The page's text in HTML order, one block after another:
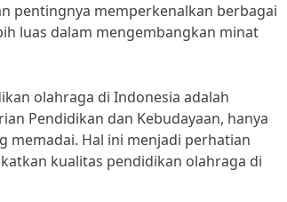
pentingnya memperkenalkan berbagai
luas dalam mengembangkan minat
olahraga di Indonesia adalah
Pendidikan dan Kebudayaan, hanya
memadai. Hal ini menjadi perhatian
kualitas pendidikan olahraga di